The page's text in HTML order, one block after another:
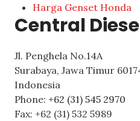
Harga Genset Honda
Central
Jl. Penghela No.14A
Surabaya, Jawa Timur
Indonesia
Phone: +62 (31) 545 2970
Fax: +62 (31) 532 5989